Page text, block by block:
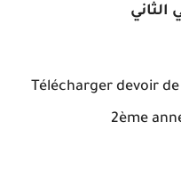
الثاني
Télécharger devoir
2ème